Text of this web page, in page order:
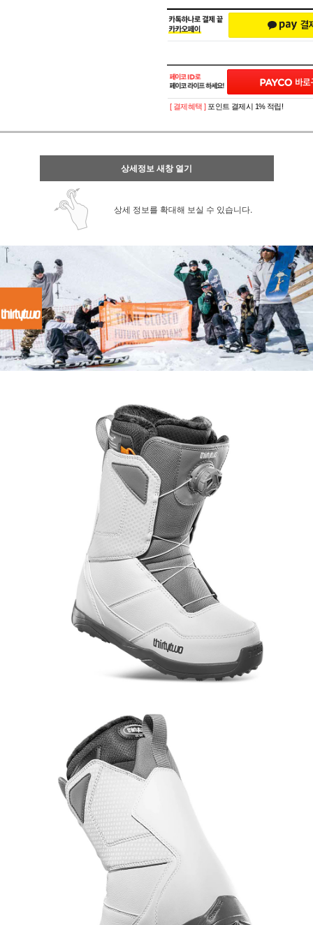
페이코 ID로 페
[ 결제혜택 ] 포인트 결제시 1% 적립!
상세정보 새창 열기
상세 정보를 확대해 보실 수 있습니다.